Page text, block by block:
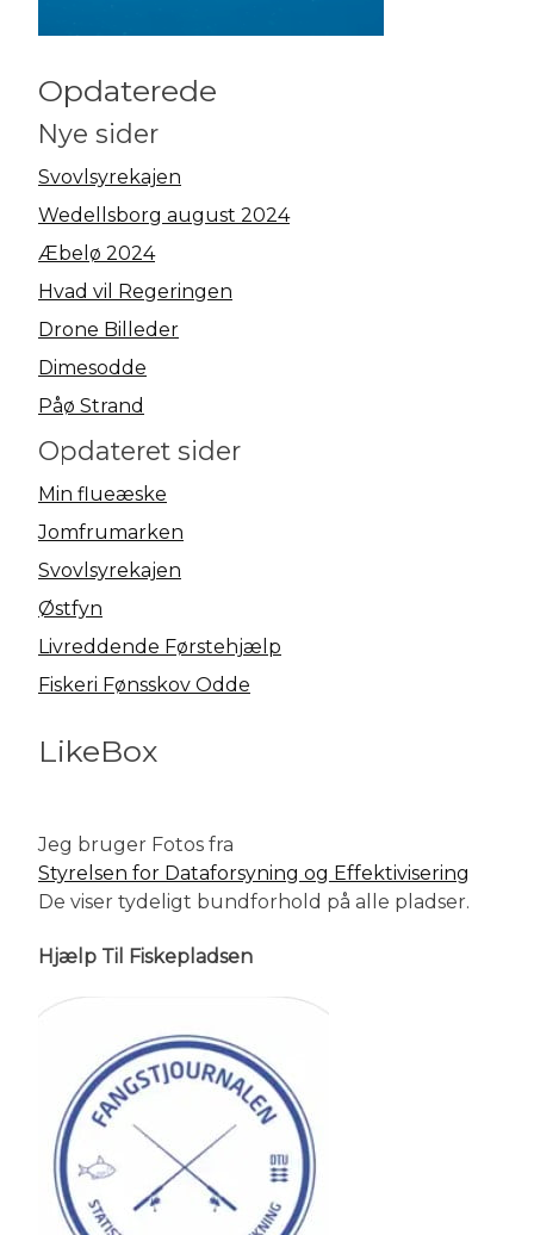
Opdaterede
Nye sider
Svovlsyrekajen
Wedellsborg august 2024
Æbelø 2024
Hvad vil Regeringen
Drone Billeder
Dimesodde
Påø Strand
Opdateret sider
Min flueæske
Jomfrumarken
Svovlsyrekajen
Østfyn
Livreddende Førstehjælp
Fiskeri Fønsskov Odde
LikeBox
Jeg bruger Fotos fra
Styrelsen for Dataforsyning og Effektivisering
De viser tydeligt bundforhold på alle pladser.
Hjælp Til Fiskepladsen